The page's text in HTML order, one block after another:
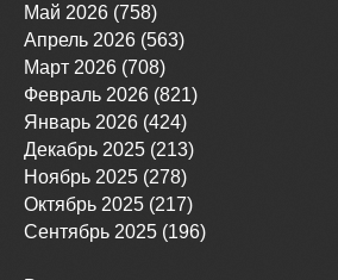
Май 2026 (758)
Апрель 2026 (563)
Март 2026 (708)
Февраль 2026 (821)
Январь 2026 (424)
Декабрь 2025 (213)
Ноябрь 2025 (278)
Октябрь 2025 (217)
Сентябрь 2025 (196)